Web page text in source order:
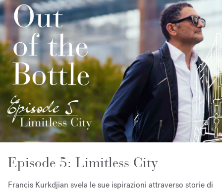
Episode 5: Limitless City
Francis Kurkdjian svela le sue ispirazioni attraverso storie di